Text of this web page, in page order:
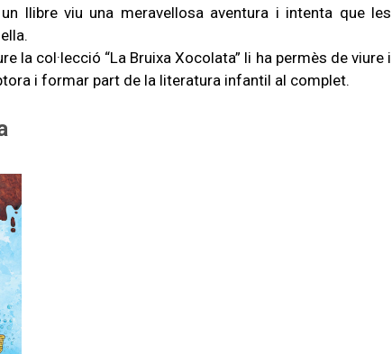
llibre viu una meravellosa aventura i intenta que les
la col·lecció “La Bruixa Xocolata” li ha permès de viure i
i formar part de la literatura infantil al complet.